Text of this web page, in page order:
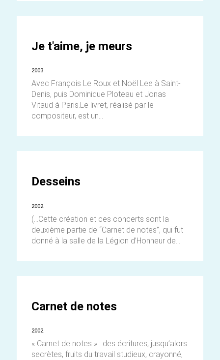
Je t'aime, je meurs
2003
Avec François Le Roux et Noël Lee à Saint-
Denis, puis Dominique Ploteau et Jonas
Vitaud à Paris.Le livret, réalisé par le
compositeur, est un...
Desseins
2002
(…Cette création et ces concerts sont la
deuxième partie de “Carnet de notes”, qui fut
donné à la salle de la Légion d’Honneur de...
Carnet de notes
2002
« Carnet de notes » : des écritures, jusqu’alors
secrètes, fruits du travail studieux, crayonné,